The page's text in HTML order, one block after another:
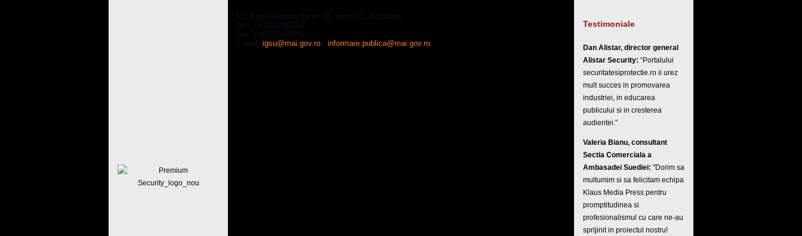
Str. Banu Dumitrache nr. 46, sector 2, Bucuresti
Tel.: +40212086150
Fax: +40212420990
E-mail: igsu@mai.gov.ro informare.publica@mai.gov.ro
Testimoniale
Dan Alistar, director general
Alistar Security: “Portalului
securitatesiprotectie.ro ii urez
mult succes in promovarea
industriei, in educarea
publicului si in cresterea
audientei.”
Valeria Bianu, consultant
Sectia Comerciala a
Ambasadei Suediei: "Dorim sa
multumim si sa felicitam echipa
Klaus Media Press pentru
promptitudinea si
profesionalismul cu care ne-au
sprijinit in proiectul nostru!